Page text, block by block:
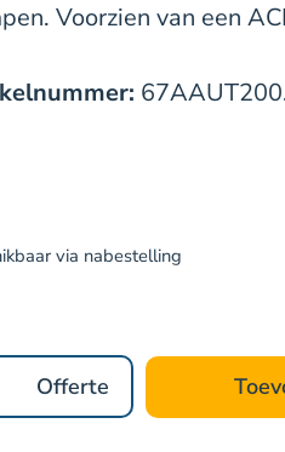
Voorzien van een
via nabestelling
Offerte